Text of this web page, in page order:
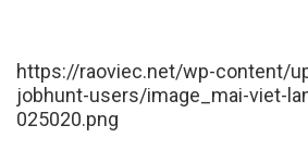
https://raoviec.net/wp-content/
jobhunt-users/image_mai-viet-
025020.png